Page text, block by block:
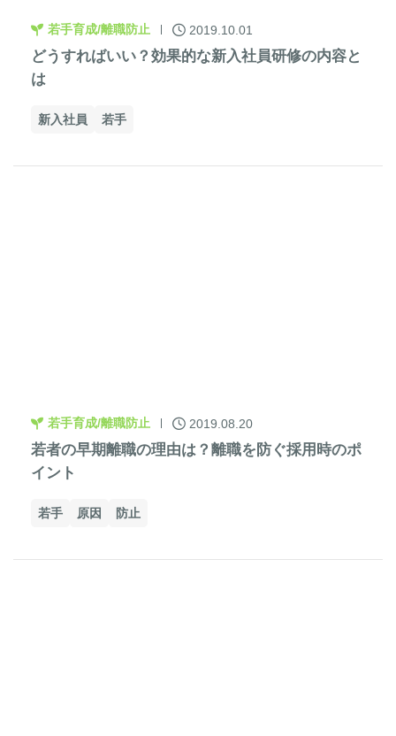
若手育成/離職防止 2019.10.01
どうすればいい？効果的な新入社員研修の内容と
は
新入社員 若手
若手育成/離職防止 2019.08.20
若者の早期離職の理由は？離職を防ぐ採用時のポ
イント
若手 原因 防止